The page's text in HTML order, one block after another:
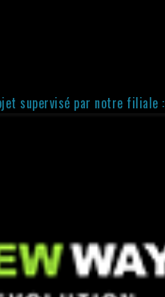
supervisé par notre filiale :